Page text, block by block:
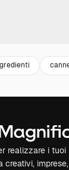
realizzare i
creativi,